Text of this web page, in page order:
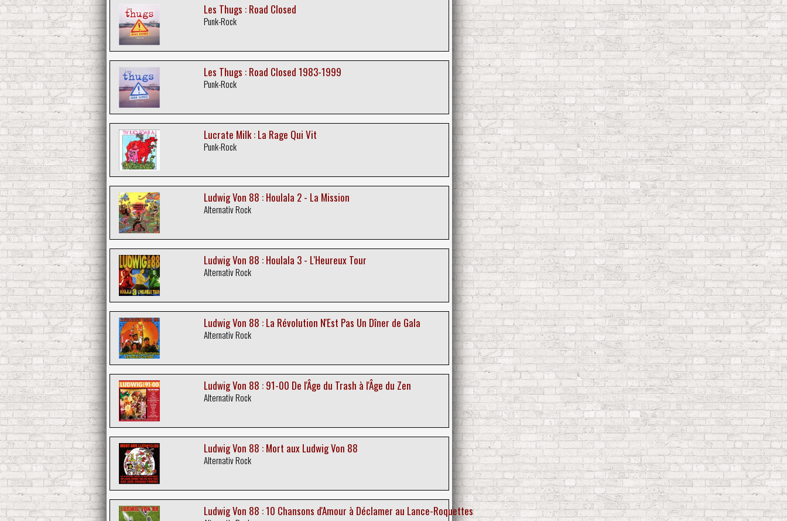
Les Thugs : Road Closed
Punk-Rock
Les Thugs : Road Closed 1983-1999
Punk-Rock
Lucrate Milk : La Rage Qui Vit
Punk-Rock
Ludwig Von 88 : Houlala 2 - La Mission
Alternativ Rock
Ludwig Von 88 : Houlala 3 - L'Heureux Tour
Alternativ Rock
Ludwig Von 88 : La Révolution N'Est Pas Un Dîner de Gala
Alternativ Rock
Ludwig Von 88 : 91-00 De l'Âge du Trash à l'Âge du Zen
Alternativ Rock
Ludwig Von 88 : Mort aux Ludwig Von 88
Alternativ Rock
Ludwig Von 88 : 10 Chansons d'Amour à Déclamer au Lance-Roquettes